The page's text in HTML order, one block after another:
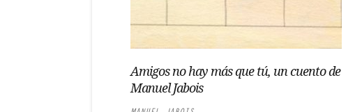
Amigos no hay más que tú, un cuento de
Manuel Jabois